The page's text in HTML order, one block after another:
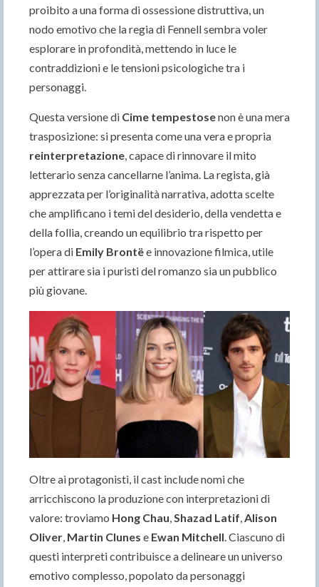
proibito a una forma di ossessione distruttiva, un
nodo emotivo che la regia di Fennell sembra voler
esplorare in profondità, mettendo in luce le
contraddizioni e le tensioni psicologiche tra i
personaggi.
Questa versione di Cime tempestosenon è una mera
trasposizione: si presenta come una vera e propria
reinterpretazione, capace di rinnovare il mito
letterario senza cancellarne l’anima. La regista, già
apprezzata per l’originalità narrativa, adotta scelte
che amplificano i temi del desiderio, della vendetta e
della follia, creando un equilibrio tra rispetto per
l’opera di Emily Brontëe innovazione filmica, utile
per attirare sia i puristi del romanzo sia un pubblico
più giovane.
Oltre ai protagonisti, il cast include nomi che
arricchiscono la produzione con interpretazioni di
valore: troviamo Hong Chau,Shazad Latif,Alison
Oliver, Martin Clunes e Ewan Mitchell. Ciascuno di
questi interpreti contribuisce a delineare un universo
emotivo complesso, popolato da personaggi